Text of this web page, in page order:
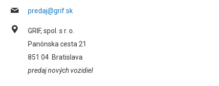
predaj@grif.sk
GRIF, spol. s r. o.
Panónska cesta 21
851 04 Bratislava
predaj nových vozidiel